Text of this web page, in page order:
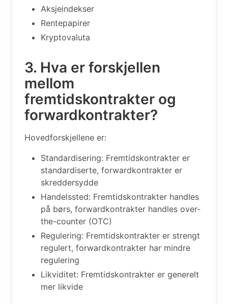
Aksjeindekser
Rentepapirer
Kryptovaluta
3. Hva er forskjellen
mellom
fremtidskontrakter og
forwardkontrakter?
Hovedforskjellene er:
Standardisering: Fremtidskontrakter er
standardiserte, forwardkontrakter er
skreddersydde
Handelssted: Fremtidskontrakter handles
på børs, forwardkontrakter handles over-
the-counter (OTC)
Regulering: Fremtidskontrakter er strengt
regulert, forwardkontrakter har mindre
regulering
Likviditet: Fremtidskontrakter er generelt
mer likvide